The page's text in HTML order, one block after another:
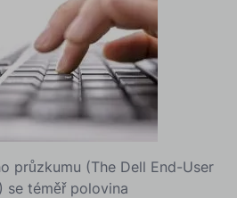
průzkumu (The Dell End-User
se téměř polovina